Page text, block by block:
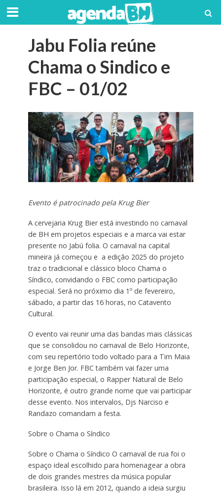
Jabu Folia reúne
Chama o Sindico e
FBC – 01/02
Evento é patrocinado pela Krug Bier
A cervejaria Krug Bier está investindo no carnaval
de BH em projetos especiais e a marca vai estar
presente no Jabú folia. O carnaval na capital
mineira já começou e a edição 2025 do projeto
traz o tradicional e clássico bloco Chama o
Síndico, convidando o FBC como participação
especial. Será no próximo dia 1º de fevereiro,
sábado, a partir das 16 horas, no Catavento
Cultural.
O evento vai reunir uma das bandas mais clássicas
que se consolidou no carnaval de Belo Horizonte,
com seu repertório todo voltado para a Tim Maia
e Jorge Ben Jor. FBC também vai fazer uma
participação especial, o Rapper Natural de Belo
Horizonte, é outro grande nome que vai participar
desse evento. Nos intervalos, Djs Narciso e
Randazo comandam a festa.
Sobre o Chama o Síndico
Sobre o Chama o Síndico O carnaval de rua foi o
espaço ideal escolhido para homenagear a obra
de dois grandes mestres da música popular
brasileira. Isso lá em 2012, quando a ideia surgiu